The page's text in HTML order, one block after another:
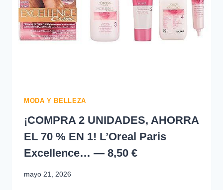
2,17
€
-22%
MODA Y BELLEZA
¡COMPRA 2 UNIDADES, AHORRA
EL 70 % EN 1! L’Oreal Paris
Excellence… — 8,50 €
mayo 21, 2026